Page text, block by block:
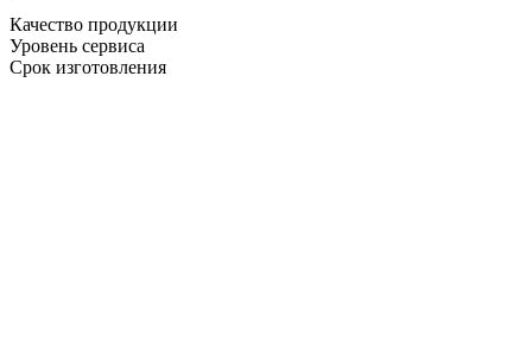
Качество продукции
Уровень сервиса
Срок изготовления